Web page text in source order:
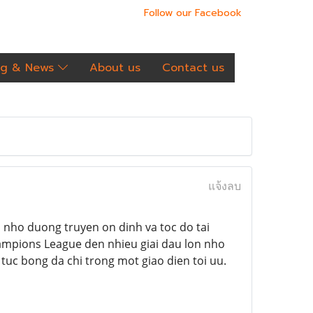
Follow our Facebook
& News About us Contact us
แจ้งลบ
duong truyen on dinh va toc do tai
League den nhieu giai dau lon nho
bong da chi trong mot giao dien toi uu.